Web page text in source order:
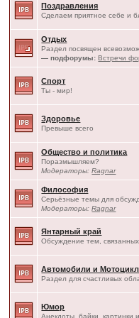
Поздравления
Сделаем приятное себе и
Отдых
Раздел посвящен
— подфорумы: Встречи
Спорт
Ты - мир!
Здоровье
Превыше всего
Общество и политика
Поразмышляем?
Модераторы:Ragnar
Философия
Серьёзные темы для
Модераторы:Ragnar
Янтарный край
Обсуждение тем,
Автомобили и
Раздел для счастливых
Юмор
Анекдоты, байки, картинки и